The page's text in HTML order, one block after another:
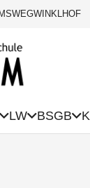
WINKLHOF
LW BSGB